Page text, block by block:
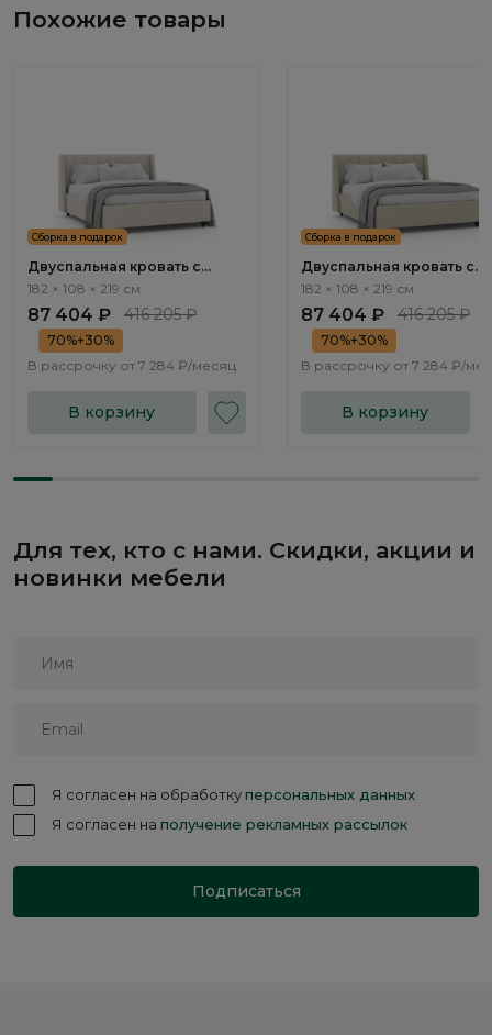
Похожие товары
Сборка в подарок
Двуспальная кровать с
подъемным механизмом
182 × 108 × 219 см
87 404 ₽ 416 205 ₽
70%+30%
В рассрочку от 7 284 ₽/месяц
В корзину
Сборка в подарок
Двуспальная кровать с
подъемным механизмом
182 × 108 × 219 см
87 404 ₽ 416 205 ₽
70%+30%
В рассрочку от 7 284 ₽/
В корзину
Для тех, кто с нами. Скидки, акции и
новинки мебели
Я согласен на обработкуперсональных данных
Я согласен на получение рекламных рассылок
Подписаться